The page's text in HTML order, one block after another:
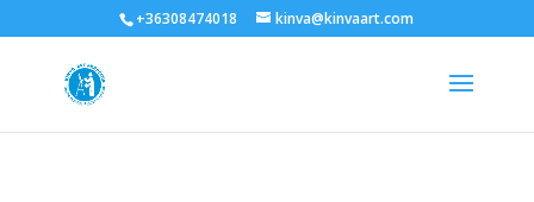
+36308474018 kinva@kinvaart.com